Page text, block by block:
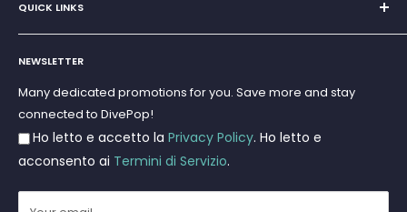
Super Offer
Brands
Scuba diving
Freediving and Spearfishing
Gift Cards
QUICK LINKS
Search
Terms and Conditions
Privacy Policy
Returns and Refunds
Shipments
NEWSLETTER
Many dedicated promotions for you. Save more and stay
connected to DivePop!
Ho letto e accetto la Privacy Policy. Ho letto e
acconsento ai Termini di Servizio.